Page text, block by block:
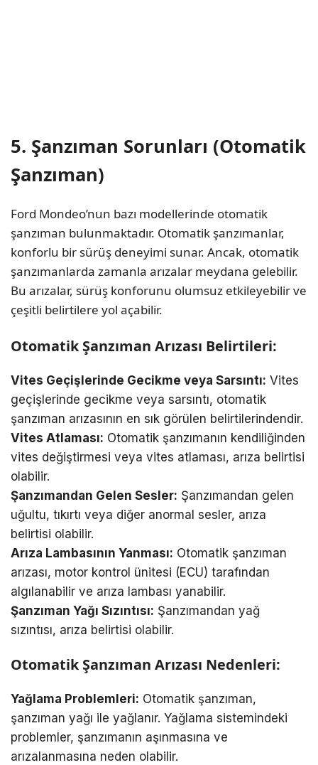
5. Şanzıman Sorunları (Otomatik
Şanzıman)
Ford Mondeo’nun bazı modellerinde otomatik
şanzıman bulunmaktadır. Otomatik şanzımanlar,
konforlu bir sürüş deneyimi sunar. Ancak, otomatik
şanzımanlarda zamanla arızalar meydana gelebilir.
Bu arızalar, sürüş konforunu olumsuz etkileyebilir ve
çeşitli belirtilere yol açabilir.
Otomatik Şanzıman Arızası Belirtileri:
Vites Geçişlerinde Gecikme veya Sarsıntı: Vites
geçişlerinde gecikme veya sarsıntı, otomatik
şanzıman arızasının en sık görülen belirtilerindendir.
Vites Atlaması: Otomatik şanzımanın kendiliğinden
vites değiştirmesi veya vites atlaması, arıza belirtisi
olabilir.
Şanzımandan Gelen Sesler: Şanzımandan gelen
uğultu, tıkırtı veya diğer anormal sesler, arıza
belirtisi olabilir.
Arıza Lambasının Yanması: Otomatik şanzıman
arızası, motor kontrol ünitesi (ECU) tarafından
algılanabilir ve arıza lambası yanabilir.
Şanzıman Yağı Sızıntısı: Şanzımandan yağ
sızıntısı, arıza belirtisi olabilir.
Otomatik Şanzıman Arızası Nedenleri:
Yağlama Problemleri: Otomatik şanzıman,
şanzıman yağı ile yağlanır. Yağlama sistemindeki
problemler, şanzımanın aşınmasına ve
arızalanmasına neden olabilir.